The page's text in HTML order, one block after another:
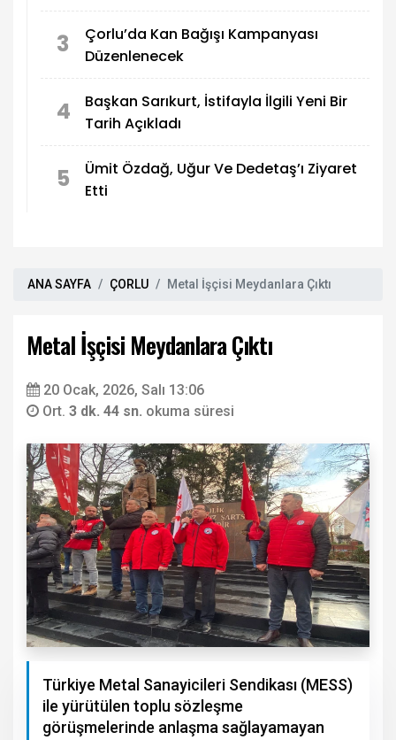
3
Çorlu’da Kan Bağışı Kampanyası
Düzenlenecek
4
Başkan Sarıkurt, İstifayla İlgili Yeni Bir
Tarih Açıkladı
5
Ümit Özdağ, Uğur Ve Dedetaş’ı Ziyaret
Etti
ANA SAYFA ÇORLU Metal İşçisi Meydanlara Çıktı
Metal İşçisi Meydanlara Çıktı
20 Ocak, 2026, Salı 13:06
Ort. 3 dk. 44 sn. okuma süresi
Türkiye Metal Sanayicileri Sendikası (MESS)
ile yürütülen toplu sözleşme
görüşmelerinde anlaşma sağlayamayan